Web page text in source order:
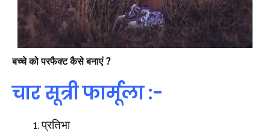
बच्चे को परफैक्ट कैसे बनाएं ?
चार सूत्री फार्मूला :-
प्रतिभा